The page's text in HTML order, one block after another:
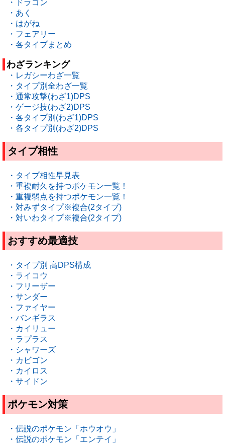
・ドラゴン
・あく
・はがね
・フェアリー
・各タイプまとめ
わざランキング
・レガシーわざ一覧
・タイプ別全わざ一覧
・通常攻撃(わざ1)DPS
・ゲージ技(わざ2)DPS
・各タイプ別(わざ1)DPS
・各タイプ別(わざ2)DPS
タイプ相性
・タイプ相性早見表
・重複耐久を持つポケモン一覧！
・重複弱点を持つポケモン一覧！
・対みずタイプ※複合(2タイプ)
・対いわタイプ※複合(2タイプ)
おすすめ最適技
・タイプ別 高DPS構成
・ライコウ
・フリーザー
・サンダー
・ファイヤー
・バンギラス
・カイリュー
・ラプラス
・シャワーズ
・カビゴン
・カイロス
・サイドン
ポケモン対策
・伝説のポケモン「ホウオウ」
・伝説のポケモン「エンテイ」